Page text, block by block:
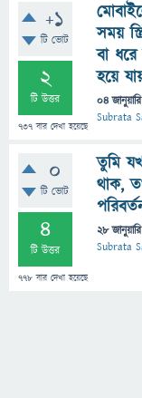
+1
টি ভোট
2
টি উত্তর
737 বার দেখা হয়েছে
সময়
বা
হয়ে
04
Subrata
0
টি ভোট
4
টি উত্তর
778 বার দেখা হয়েছে
তুমি
থাক,
28
Subrata